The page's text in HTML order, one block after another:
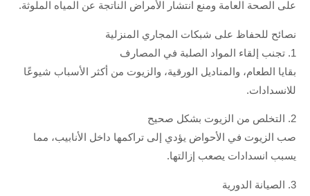
على الصحة العامة ومنع انتشار الأمراض الناتجة عن المياه الملوثة.
نصائح للحفاظ على شبكات المجاري المنزلية
1. تجنب إلقاء المواد الصلبة في المصارف
بقايا الطعام، والمناديل الورقية، والزيوت من أكثر الأسباب شيوعًا
للانسدادات.
2. التخلص من الزيوت بشكل صحيح
صب الزيوت في الأحواض يؤدي إلى تراكمها داخل الأنابيب، مما
يسبب انسدادات يصعب إزالتها.
3. الصيانة الدورية